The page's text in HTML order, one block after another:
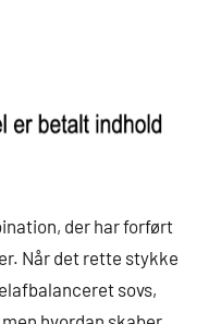
der har forført
Når det rette stykke
sovs,